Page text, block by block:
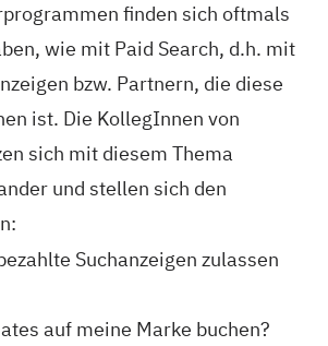
finden sich oftmals
wie mit Paid Search, d.h. mit
bzw. Partnern, die diese
ist. Die KollegInnen von
sich mit diesem Thema
und stellen sich den
Suchanzeigen zulassen
auf meine Marke buchen?